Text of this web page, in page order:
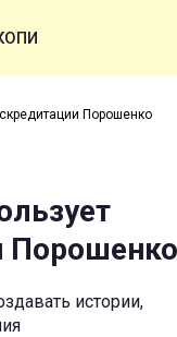
Порошенко
Порошенко
истории,